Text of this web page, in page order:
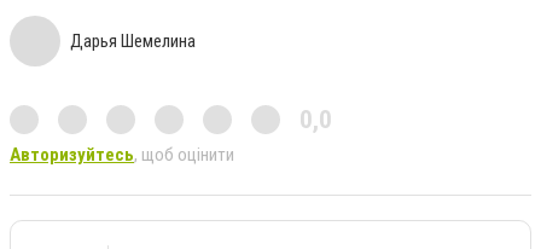
Дарья Шемелина
0,0
Авторизуйтесь, щоб оцінити